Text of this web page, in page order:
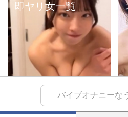
即ヤリ女一覧
バイブオナニーな